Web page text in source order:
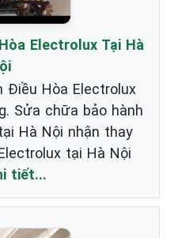
Electrolux Tại Hà
Điều Hòa Electrolux
Sửa chữa bảo hành
Hà Nội nhận thay
tại Hà Nội
tiết...